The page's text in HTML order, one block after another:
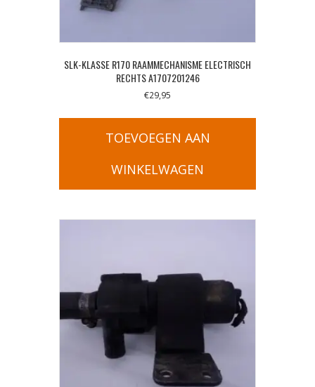
SLK-KLASSE R170 RAAMMECHANISME ELECTRISCH
RECHTS A1707201246
€29,95
TOEVOEGEN AAN
WINKELWAGEN